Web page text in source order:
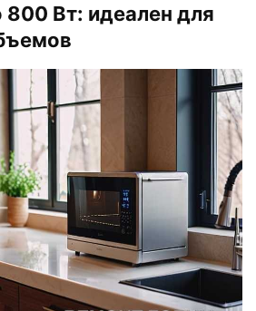
Вт: идеален для